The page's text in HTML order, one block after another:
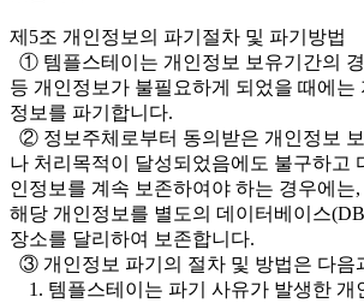
제5조 개인정보의 파기절차 및 파기방법
① 템플스테이는 개인정보 보유기간의
등 개인정보가 불필요하게 되었을 때에는
정보를 파기합니다.
② 정보주체로부터 동의받은 개인정보
나 처리목적이 달성되었음에도 불구하고
인정보를 계속 보존하여야 하는 경우에는,
해당 개인정보를 별도의 데이터베이스
장소를 달리하여 보존합니다.
③ 개인정보 파기의 절차 및 방법은 다음
1. 템플스테이는 파기 사유가 발생한 개